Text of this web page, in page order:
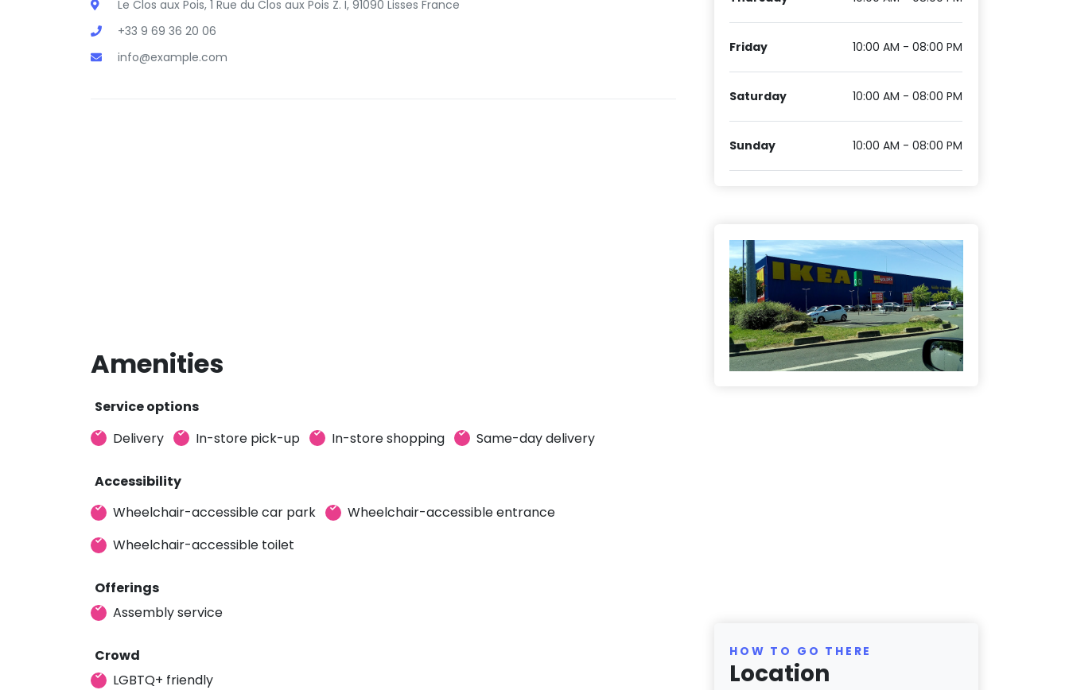
Le Clos aux Pois, 1 Rue du Clos aux Pois Z. I, 91090 Lisses France
+33 9 69 36 20 06
info@example.com
Amenities
Service options
Delivery
In-store pick-up In-store shopping Same-day delivery
Accessibility
Wheelchair-accessible car park
Wheelchair-accessible entrance
Wheelchair-accessible toilet
Offerings
Assembly service
Crowd
LGBTQ+ friendly
Friday 10:00 AM - 08:00 PM
Saturday 10:00 AM - 08:00 PM
Sunday 10:00 AM - 08:00 PM
HOW TO GO THERE
Location